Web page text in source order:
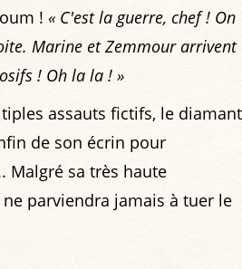
! « C'est la guerre, chef ! On
Marine et Zemmour arrivent
! Oh la la ! »
assauts fictifs, le diamant
de son écrin pour
Malgré sa très haute
parviendra jamais à tuer le